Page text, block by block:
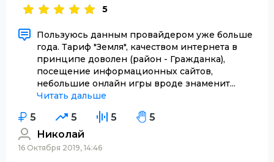
5
Пользуюсь данным провайдером уже больше
года. Тариф "Земля", качеством интернета в
принципе доволен (район - Гражданка),
посещение информационных сайтов,
небольшие онлайн игры вроде знаменит...
Читать дальше
5 5 5
5
Николай
16 Октября 2019, 14:46